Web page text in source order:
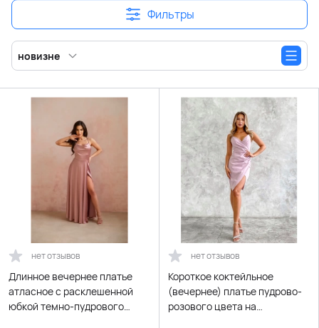
Фильтры
новизне
нет отзывов
Длинное вечернее платье
атласное с расклешенной
юбкой темно-пудрового
нет отзывов
Короткое коктейльное
(вечернее) платье пудрово-
розового цвета на